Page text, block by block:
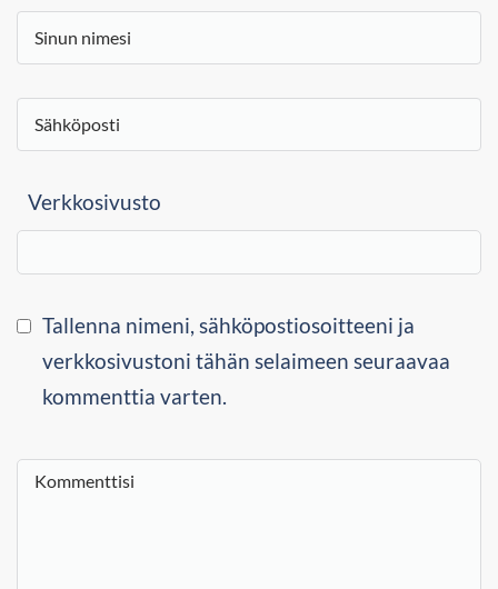
Verkkosivusto
Tallenna nimeni, sähköpostiosoitteeni ja
verkkosivustoni tähän selaimeen seuraavaa
kommenttia varten.